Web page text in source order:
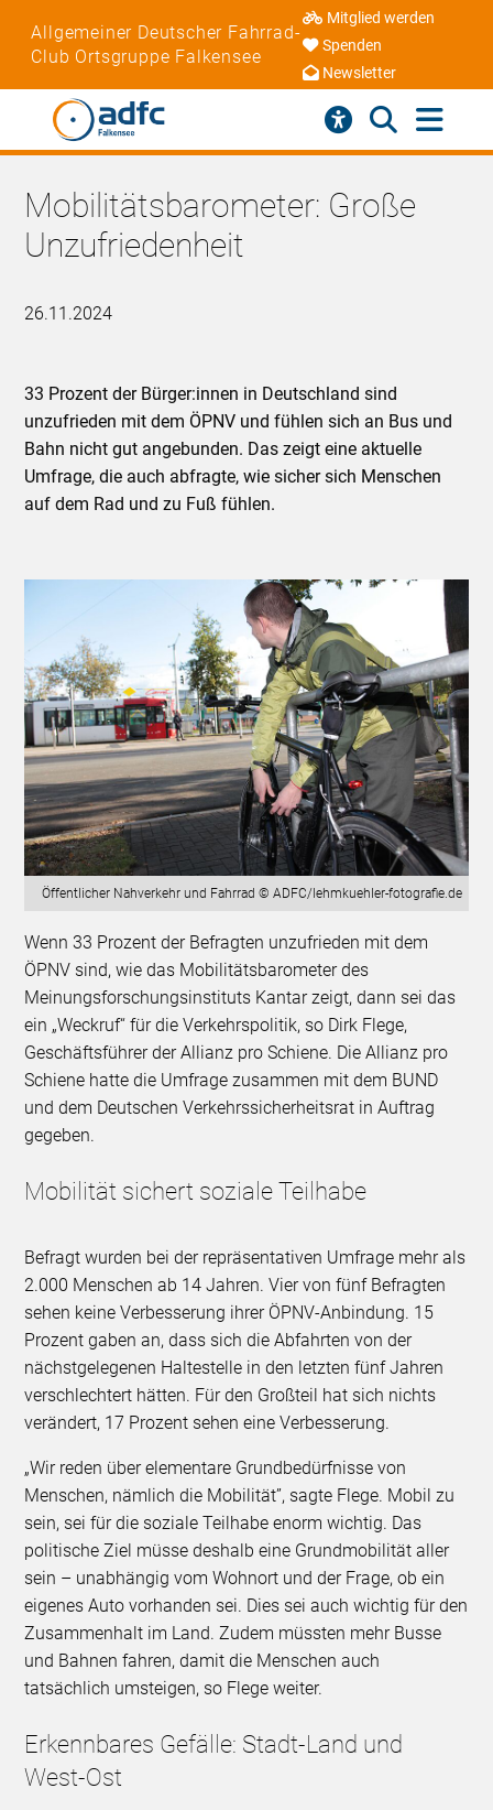
Allgemeiner Deutscher Fahrrad-
Club Ortsgruppe Falkensee
Mitglied werden
Spenden
Newsletter
Mobilitätsbarometer: Große
Unzufriedenheit
26.11.2024
33 Prozent der Bürger:innen in Deutschland sind
unzufrieden mit dem ÖPNV und fühlen sich an Bus und
Bahn nicht gut angebunden. Das zeigt eine aktuelle
Umfrage, die auch abfragte, wie sicher sich Menschen
auf dem Rad und zu Fuß fühlen.
Öffentlicher Nahverkehr und Fahrrad © ADFC/lehmkuehler-fotografie.de
Wenn 33 Prozent der Befragten unzufrieden mit dem
ÖPNV sind, wie das Mobilitätsbarometer des
Meinungsforschungsinstituts Kantar zeigt, dann sei das
ein „Weckruf“ für die Verkehrspolitik, so Dirk Flege,
Geschäftsführer der Allianz pro Schiene. Die Allianz pro
Schiene hatte die Umfrage zusammen mit dem BUND
und dem Deutschen Verkehrssicherheitsrat in Auftrag
gegeben.
Mobilität sichert soziale Teilhabe
Befragt wurden bei der repräsentativen Umfrage mehr als
2.000 Menschen ab 14 Jahren. Vier von fünf Befragten
sehen keine Verbesserung ihrer ÖPNV-Anbindung. 15
Prozent gaben an, dass sich die Abfahrten von der
nächstgelegenen Haltestelle in den letzten fünf Jahren
verschlechtert hätten. Für den Großteil hat sich nichts
verändert, 17 Prozent sehen eine Verbesserung.
„Wir reden über elementare Grundbedürfnisse von
Menschen, nämlich die Mobilität”, sagte Flege. Mobil zu
sein, sei für die soziale Teilhabe enorm wichtig. Das
politische Ziel müsse deshalb eine Grundmobilität aller
sein – unabhängig vom Wohnort und der Frage, ob ein
eigenes Auto vorhanden sei. Dies sei auch wichtig für den
Zusammenhalt im Land. Zudem müssten mehr Busse
und Bahnen fahren, damit die Menschen auch
tatsächlich umsteigen, so Flege weiter.
Erkennbares Gefälle: Stadt-Land und
West-Ost